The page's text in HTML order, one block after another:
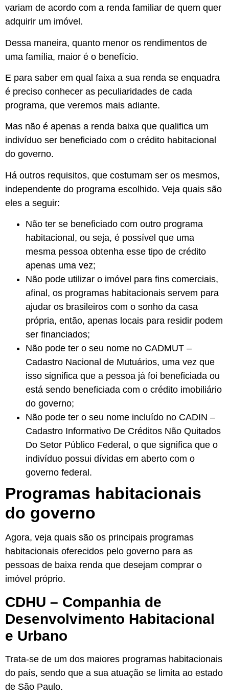
variam de acordo com a renda familiar de quem quer
adquirir um imóvel.
Dessa maneira, quanto menor os rendimentos de
uma família, maior é o benefício.
E para saber em qual faixa a sua renda se enquadra
é preciso conhecer as peculiaridades de cada
programa, que veremos mais adiante.
Mas não é apenas a renda baixa que qualifica um
indivíduo ser beneficiado com o crédito habitacional
do governo.
Há outros requisitos, que costumam ser os mesmos,
independente do programa escolhido. Veja quais são
eles a seguir:
Não ter se beneficiado com outro programa
habitacional, ou seja, é possível que uma
mesma pessoa obtenha esse tipo de crédito
apenas uma vez;
Não pode utilizar o imóvel para fins comerciais,
afinal, os programas habitacionais servem para
ajudar os brasileiros com o sonho da casa
própria, então, apenas locais para residir podem
ser financiados;
Não pode ter o seu nome no CADMUT –
Cadastro Nacional de Mutuários, uma vez que
isso significa que a pessoa já foi beneficiada ou
está sendo beneficiada com o crédito imobiliário
do governo;
Não pode ter o seu nome incluído no CADIN –
Cadastro Informativo De Créditos Não Quitados
Do Setor Público Federal, o que significa que o
indivíduo possui dívidas em aberto com o
governo federal.
Programas habitacionais
do governo
Agora, veja quais são os principais programas
habitacionais oferecidos pelo governo para as
pessoas de baixa renda que desejam comprar o
imóvel próprio.
CDHU – Companhia de
Desenvolvimento Habitacional
e Urbano
Trata-se de um dos maiores programas habitacionais
do país, sendo que a sua atuação se limita ao estado
de São Paulo.